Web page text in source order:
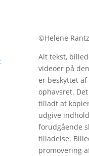
©Helene
Alt tekst,
videoer på
er beskyttet af
ophavsret.
tilladt at
udgive
forudgående
tilladelse.
promovering